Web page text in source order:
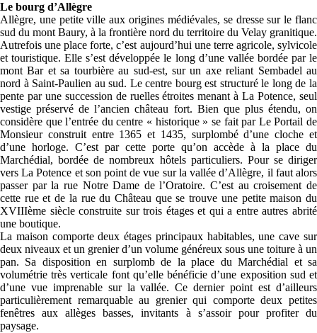
Le bourg d’Allègre
Allègre, une petite ville aux origines médiévales, se dresse sur le flanc
sud du mont Baury, à la frontière nord du territoire du Velay granitique.
Autrefois une place forte, c’est aujourd’hui une terre agricole, sylvicole
et touristique. Elle s’est développée le long d’une vallée bordée par le
mont Bar et sa tourbière au sud-est, sur un axe reliant Sembadel au
nord à Saint-Paulien au sud. Le centre bourg est structuré le long de la
pente par une succession de ruelles étroites menant à La Potence, seul
vestige préservé de l’ancien château fort. Bien que plus étendu, on
considère que l’entrée du centre « historique » se fait par Le Portail de
Monsieur construit entre 1365 et 1435, surplombé d’une cloche et
d’une horloge. C’est par cette porte qu’on accède à la place du
Marchédial, bordée de nombreux hôtels particuliers. Pour se diriger
vers La Potence et son point de vue sur la vallée d’Allègre, il faut alors
passer par la rue Notre Dame de l’Oratoire. C’est au croisement de
cette rue et de la rue du Château que se trouve une petite maison du
XVIIIème siècle construite sur trois étages et qui a entre autres abrité
une boutique.
La maison comporte deux étages principaux habitables, une cave sur
deux niveaux et un grenier d’un volume généreux sous une toiture à un
pan. Sa disposition en surplomb de la place du Marchédial et sa
volumétrie très verticale font qu’elle bénéficie d’une exposition sud et
d’une vue imprenable sur la vallée. Ce dernier point est d’ailleurs
particulièrement remarquable au grenier qui comporte deux petites
fenêtres aux allèges basses, invitants à s’assoir pour profiter du
paysage.